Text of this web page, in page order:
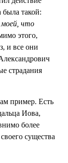
такой:
что
этого,
и все они
страдания
пример. Есть
Иова,
более
существа